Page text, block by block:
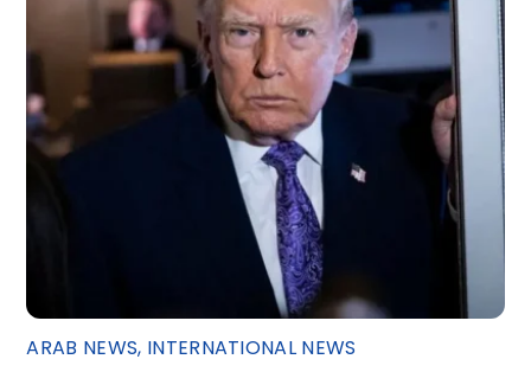
ARAB NEWS, INTERNATIONAL NEWS